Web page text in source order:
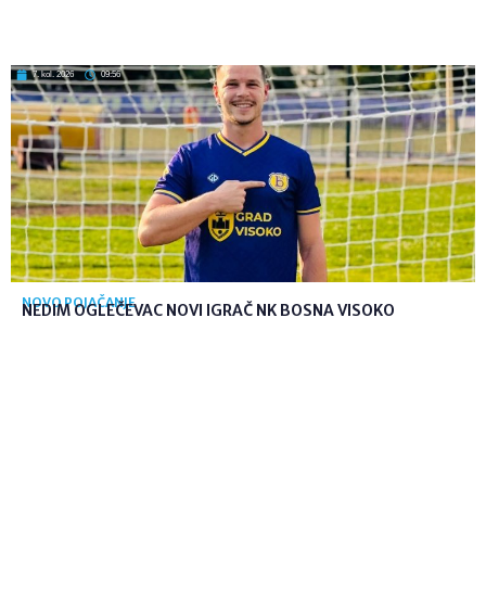
7. kol. 2026 09:56
NOVO POJAČANJE
NEDIM OGLEČEVAC NOVI IGRAČ NK BOSNA VISOKO